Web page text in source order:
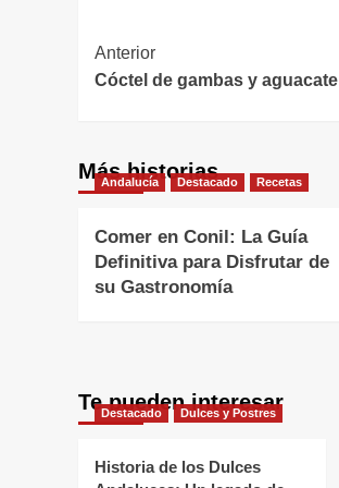
Navegación
de
Anterior
Cóctel de gambas y aguacate
Más historias
Andalucía Destacado Recetas
Comer en Conil: La Guía
Definitiva para Disfrutar de
su Gastronomía
Te pueden interesar
Destacado Dulces y Postres
Historia de los Dulces